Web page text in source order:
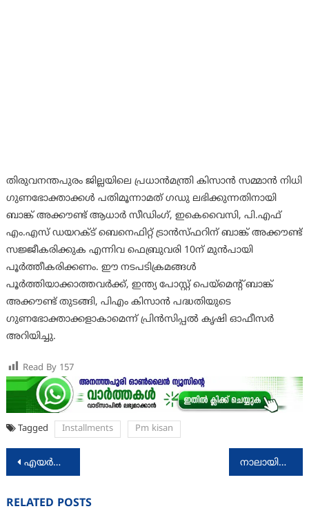
തിരുവനന്തപുരം ജില്ലയിലെ പ്രധാൻമന്ത്രി കിസാൻ സമ്മാൻ നിധി
ഗുണഭോക്താക്കൾ പതിമൂന്നാമത് ഗഡു ലഭിക്കുന്നതിനായി
ബാങ്ക് അക്കൗണ്ട് ആധാർ സീഡിംഗ്, ഇകെവൈസി, പി.എഫ്
എം.എസ് ഡയറക്ട് ബെനെഫിറ്റ് ട്രാൻസ്ഫറിന് ബാങ്ക് അക്കൗണ്ട്
സജ്ജീകരിക്കുക എന്നിവ ഫെബ്രുവരി 10ന് മുൻപായി
പൂർത്തീകരിക്കണം. ഈ നടപടിക്രമങ്ങൾ
പൂർത്തിയാക്കാത്തവർക്ക്, ഇന്ത്യ പോസ്റ്റ് പെയ്‌മെന്റ് ബാങ്ക്
അക്കൗണ്ട് തുടങ്ങി, പിഎം കിസാൻ പദ്ധതിയുടെ
ഗുണഭോക്താക്കളാകാമെന്ന് പ്രിൻസിപ്പൽ കൃഷി ഓഫീസർ
അറിയിച്ചു.
Read By 157
Tagged Installments Pm kisan
Post
എയർപോർട്ട് മാനേജ്മെന്റിൽ ഡിപ്ലോമ നാലായിരത്തിലധികം വിദ്യാർത്ഥികൾക്ക് അപ്രന്റിസ്ഷിപ്: മന്ത്രി ഡോ. ആർ ബിന്ദു
RELATED POSTS